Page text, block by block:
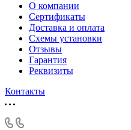
О компании
Сертификаты
Доставка и оплата
Схемы установки
Отзывы
Гарантия
Реквизиты
Контакты